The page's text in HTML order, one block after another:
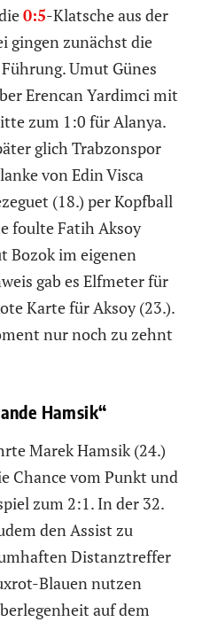
0:5-Klatsche aus der
gingen zunächst die
Umut Günes
Erencan Yardimci mit
zum 1:0 für Alanya.
glich Trabzonspor
von Edin Visca
(18.) per Kopfball
foulte Fatih Aksoy
Bozok im eigenen
gab es Elfmeter für
Karte für Aksoy (23.).
nur noch zu zehnt
Hamsik“
Marek Hamsik (24.)
Chance vom Punkt und
zum 2:1. In der 32.
den Assist zu
Distanztreffer
Blauen nutzen
auf dem